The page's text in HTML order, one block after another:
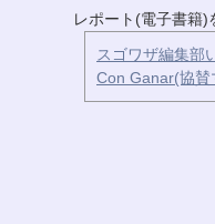
レポート(電子書籍)
スゴワザ編集部
Con Ganar(協賛